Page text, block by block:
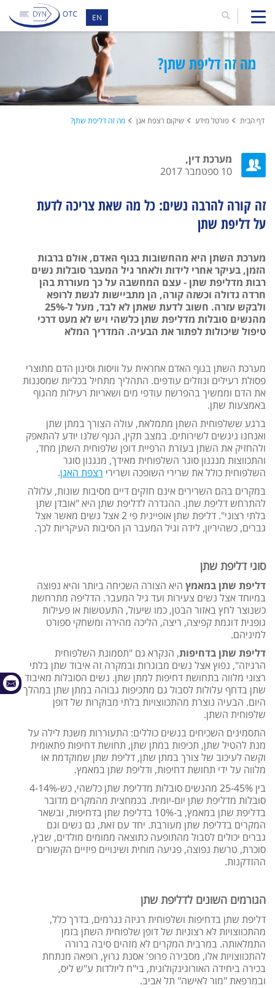
EN
מה זה דליפת שתן?
דף הבית פורטל מידע שיקום רצפת אגן מה זה דליפת שתן?
מערכת דין,
10 ספטמבר 2017
זה קורה להרבה נשים: כל מה שאת צריכה לדעת
על דליפת שתן
מערכת השתן היא מהחשובות בגוף האדם, אולם ברבות
הזמן, בעיקר אחרי לידות ולאחר גיל המעבר סובלות נשים
רבות מדליפת שתן - עצם המחשבה על כך מעוררת בהן
חרדה גדולה וכשזה קורה, הן מתביישות לגשת לרופא
ולבקש עזרה. חשוב לדעת שאתן לא לבד, מעל ל-25%
מהנשים סובלות מדליפת שתן כלשהי ויש לא מעט דרכי
טיפול שיכולות לפתור את הבעיה. המדריך המלא
מערכת השתן בגוף האדם אחראית על וויסות וסינון הדם מתוצרי
פסולת רעילים ונוזלים עודפים. התהליך מתחיל בכליות שמסננות
את הדם וממשיך בהפרשת עודפי מים ושאריות רעילות מהגוף
באמצעות שתן.
ברגע ששלפוחית השתן מתמלאת, עולה הצורך במתן שתן
ואנחנו ניגשים לשירותים. במצב תקין, הגוף שלנו יודע להתאפק
ולהחזיק את השתן בעזרת הרפיית דופן שלפוחית השתן מחד,
והתכווצות מנגנון סוגר השלפוחית מאידך, מנגנון סוגר
השלפוחית כולל את שרירי השופכה ושרירי רצפת האגן.
במקרים בהם השרירים אינם חזקים דיים מסיבות שונות, עלולה
להתרחש דליפת שתן. ההגדרה לדליפת שתן היא "אובדן שתן
בלתי רצוני". דליפת שתן אופיינית פי 2 אצל נשים מאשר אצל
גברים, כשהיריון, לידה וגיל המעבר הן הסיבות העיקריות לכך.
סוגי דליפת שתן
דליפת שתן במאמץ היא הצורה השכיחה ביותר והיא נפוצה
במיוחד אצל נשים צעירות ועד גיל המעבר. הדליפה מתרחשת
כשנוצר לחץ באזור הבטן, כמו שיעול, התעטשות או פעילות
גופנית דוגמת קפיצה, ריצה, הליכה מהירה ומשחקי ספורט
למיניהם.
דליפת שתן בדחיפות, הנקרא גם "תסמונת השלפוחית
הרגיזה", נפוץ אצל נשים מבוגרות ובמקרה זה איבוד שתן בלתי
רצוני מלווה בתחושת דחיפות למתן שתן. נשים הסובלות מאיבוד
שתן בדחף עלולות לסבול גם מתכיפות גבוהה במתן שתן במהלך
היום. הבעיה נוצרת מהתכווצויות בלתי מבוקרות של דופן
שלפוחית השתן.
התסמינים השכיחים בנשים כוללים: התעוררות משנת לילה על
מנת להטיל שתן, תכיפות במתן שתן, תחושת דחיפות פתאומית
וקשה לעיכוב של צורך במתן שתן, דליפת שתן שמוקדמת או
מלווה על ידי תחושת דחיפות, ודליפת שתן במאמץ.
בין 25-45% מהנשים סובלות מדליפת שתן כלשהי, כש-4-14%
סובלות מדליפת שתן יום-יומית. בכמחצית מהמקרים מדובר
בדליפת שתן במאמץ, ב-10% בדליפת שתן בדחיפות, ובשאר
המקרים בדליפת שתן מעורבת. יחד עם זאת, גם נשים וגם
גברים יכולים לסבול מהתופעה כתוצאה ממומים מולדים, שבץ,
סוכרת, טרשת נפוצה, פגיעה מוחית ושינויים פיזיים הקשורים
ההזדקנות.
הגורמים השונים לדליפת שתן
דליפת שתן בדחיפות ושלפוחית רגיזה נגרמים, בדרך כלל,
מהתכווצויות לא רצוניות של דופן שלפוחית השתן בזמן
התמלאותה. במרבית המקרים לא מזהים סיבה ברורה
להתכווצויות אלו, מסבירה פרופ' אסנת גרוץ, רופאה מנתחת
בכירה ביחידה האורוגינקולוגית, בי"ח ליולדות ע"ש ליס,
ובמרפאת "מור לאישה" תל אביב.